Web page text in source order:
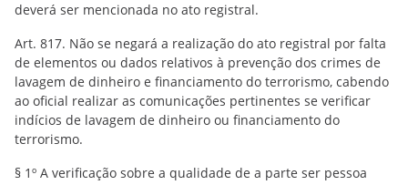
deverá ser mencionada no ato registral.
Art. 817. Não se negará a realização do ato registral por falta
de elementos ou dados relativos à prevenção dos crimes de
lavagem de dinheiro e financiamento do terrorismo, cabendo
ao oficial realizar as comunicações pertinentes se verificar
indícios de lavagem de dinheiro ou financiamento do
terrorismo.
§ 1º A verificação sobre a qualidade de a parte ser pessoa